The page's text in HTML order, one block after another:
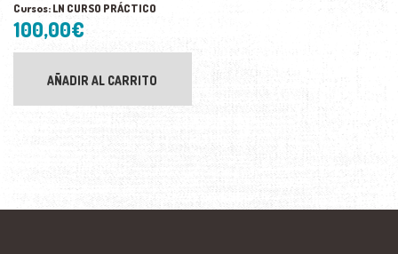
Cursos: LN CURSO PRÁCTICO
100,00€
AÑADIR AL CARRITO